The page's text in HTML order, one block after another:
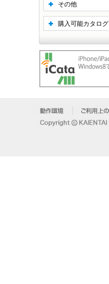
その他
購入可能カタログ